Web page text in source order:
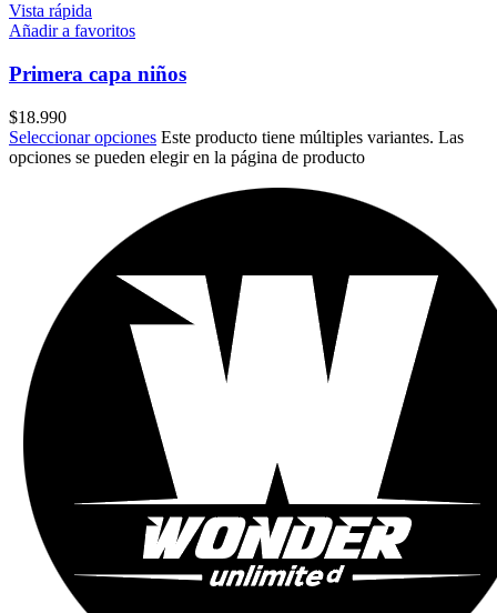
Vista rápida
Añadir a favoritos
Primera capa niños
$18.990
Seleccionar opciones Este producto tiene múltiples variantes. Las
opciones se pueden elegir en la página de producto